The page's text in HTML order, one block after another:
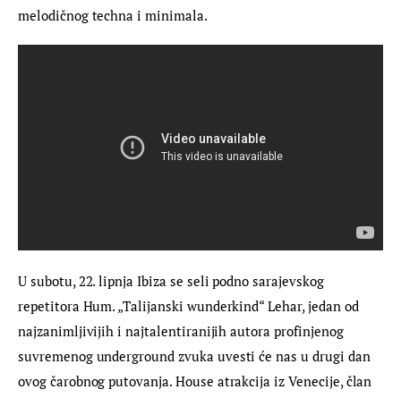
melodičnog techna i minimala.
U subotu, 22. lipnja Ibiza se seli podno sarajevskog
repetitora Hum. „Talijanski wunderkind“ Lehar, jedan od
najzanimljivijih i najtalentiranijih autora profinjenog
suvremenog underground zvuka uvesti će nas u drugi dan
ovog čarobnog putovanja. House atrakcija iz Venecije, član